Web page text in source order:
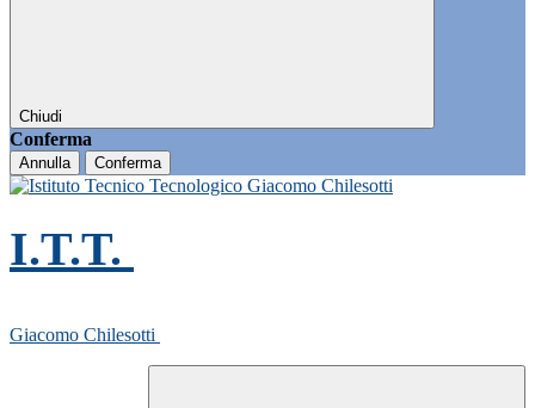
Chiudi
Conferma
Annulla Conferma
I.T.T.
Giacomo Chilesotti